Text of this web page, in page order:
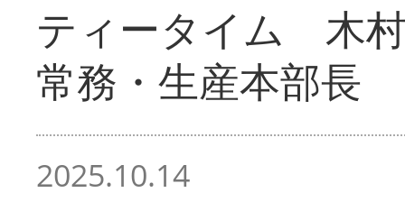
ティータイム 木
常務・生産本部長
2025.10.14